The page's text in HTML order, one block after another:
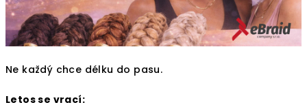
Ne každý chce délku do pasu.
Letos se vrací: